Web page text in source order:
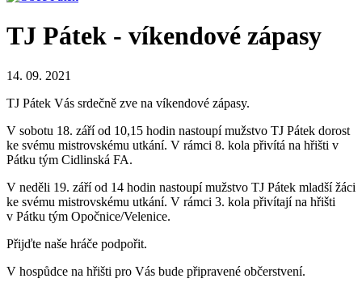
TJ Pátek - víkendové zápasy
14. 09. 2021
TJ Pátek Vás srdečně zve na víkendové zápasy.
V sobotu 18. září od 10,15 hodin nastoupí mužstvo TJ Pátek dorost
ke svému mistrovskému utkání. V rámci 8. kola přivítá na hřišti v
Pátku tým Cidlinská FA.
V neděli 19. září od 14 hodin nastoupí mužstvo TJ Pátek mladší žáci
ke svému mistrovskému utkání. V rámci 3. kola přivítají na hřišti
v Pátku tým Opočnice/Velenice.
Přijďte naše hráče podpořit.
V hospůdce na hřišti pro Vás bude připravené občerstvení.